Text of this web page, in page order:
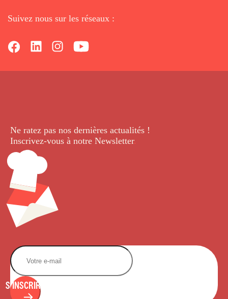
Suivez nous sur les réseaux :
Ne ratez pas nos dernières actualités !
Inscrivez-vous à notre Newsletter.
S'INSCRIRE